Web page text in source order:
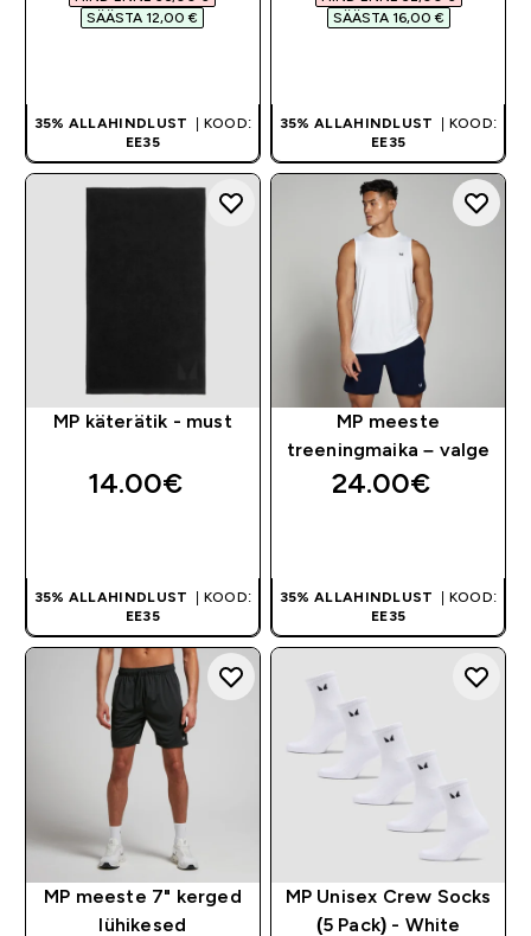
SÄÄSTA 12,00 €‎
35% ALLAHINDLUST
| KOOD:
EE35
SÄÄSTA 16,00 €‎
35% ALLAHINDLUST
| KOOD:
EE35
MP käterätik - must
14.00€‎
35% ALLAHINDLUST
| KOOD:
EE35
MP meeste
treeningmaika – valge
24.00€‎
35% ALLAHINDLUST
| KOOD:
EE35
MP meeste 7" kerged
lühikesed
MP Unisex Crew Socks
(5 Pack) - White